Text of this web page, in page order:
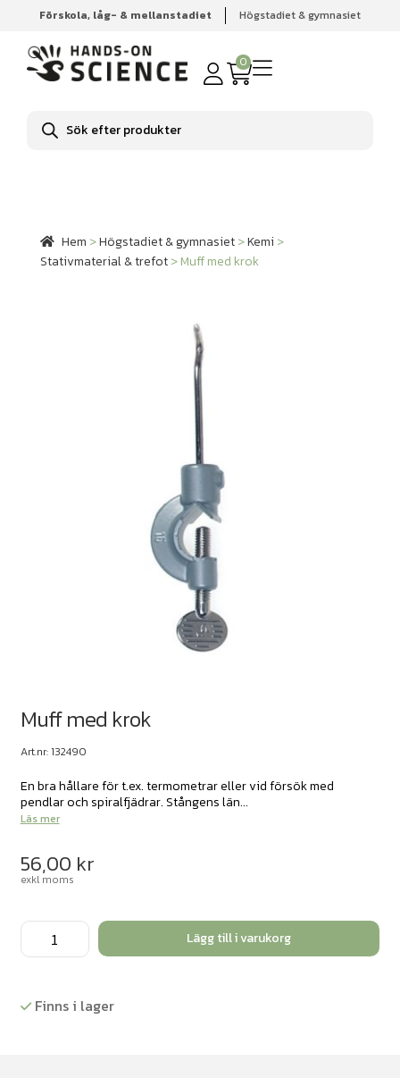
Förskola, låg- & mellanstadiet Högstadiet & gymnasiet
0
Produktsökning
Hem Högstadiet & gymnasiet Kemi
Stativmaterial &
trefot
Muff med krok
Hem >Högstadiet & gymnasiet>Kemi >
Stativmaterial & trefot>Muff med krok
Muff med krok
Art.nr: 132490
En bra hållare för t.ex. termometrar eller vid försök med
pendlar och spiralfjädrar. Stångens län...
Läs mer
56,00 kr
exkl moms
Muff
med
mängd
Lägg till i varukorg
Finns i lager